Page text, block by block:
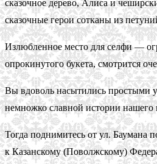
сказочное дерево, Алиса и
сказочные герои сотканы из
Излюбленное место для селфи —
опрокинутого букета, смотрится
Вы вдоволь насытились простыми
немножко славной истории нашего
Тогда поднимитесь от ул. Баумана
к Казанскому (Поволжскому)